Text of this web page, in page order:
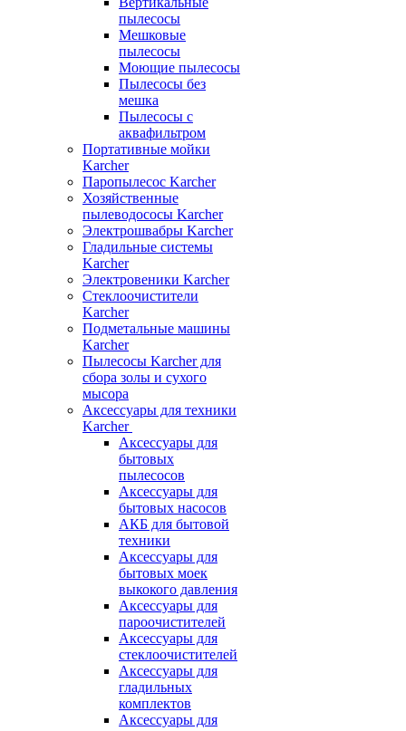
пылесосы
Мешковые
пылесосы
Моющие пылесосы
Пылесосы без
мешка
Пылесосы с
аквафильтром
Портативные мойки
Karcher
Паропылесос Karcher
Хозяйственные
пылеводососы Karcher
Электрошвабры Karcher
Гладильные системы
Karcher
Электровеники Karcher
Стеклоочистители
Karcher
Подметальные машины
Karcher
Пылесосы Karcher для
сбора золы и сухого
мысора
Аксессуары для техники
Karcher
Аксессуары для
бытовых
пылесосов
Аксессуары для
бытовых насосов
АКБ для бытовой
техники
Аксессуары для
бытовых моек
выкокого давления
Аксессуары для
пароочистителей
Аксессуары для
стеклоочистителей
Аксессуары для
гладильных
комплектов
Аксессуары для